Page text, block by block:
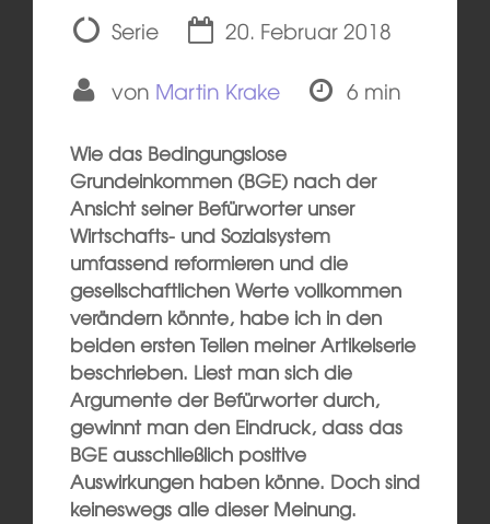
Serie
20. Februar 2018
von Martin Krake 6 min
Wie das Bedingungslose
Grundeinkommen (BGE) nach der
Ansicht seiner Befürworter unser
Wirtschafts- und Sozialsystem
umfassend reformieren und die
gesellschaftlichen Werte vollkommen
verändern könnte, habe ich in den
beiden ersten Teilen meiner Artikelserie
beschrieben. Liest man sich die
Argumente der Befürworter durch,
gewinnt man den Eindruck, dass das
BGE ausschließlich positive
Auswirkungen haben könne. Doch sind
keineswegs alle dieser Meinung.